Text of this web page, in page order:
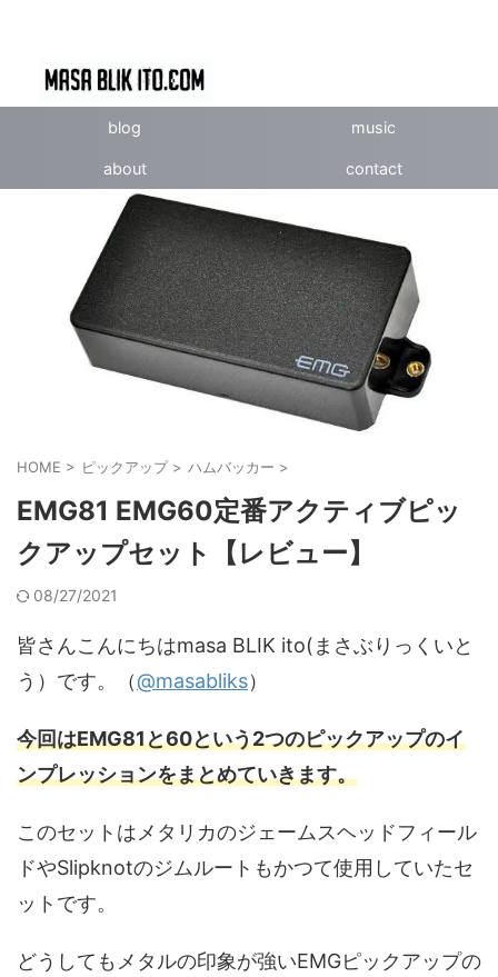
blog music
about contact
HOME > ピックアップ > ハムバッカー >
EMG81 EMG60定番アクティブピッ
クアップセット【レビュー】
08/27/2021
皆さんこんにちはmasa BLIK ito(まさぶりっくいと
う）です。（@masabliks）
今回はEMG81と60という2つのピックアップのイ
ンプレッションをまとめていきます。
このセットはメタリカのジェームスヘッドフィール
ドやSlipknotのジムルートもかつて使用していたセ
ットです。
どうしてもメタルの印象が強いEMGピックアップの